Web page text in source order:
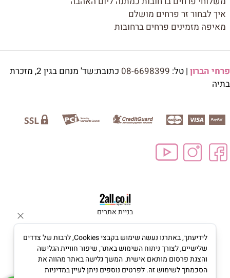
איך לבחור זר פרחים מושלם
מאיפה מזמינים פרחים ברחובות
פרחי הברון | טל: 08-6698399
כתובת:שד' מנחם בגין 2, מזכרת
בתיה
בניית אתרים
לידיעתך, באתרנו נעשה שימוש בקבצי Cookies, לרבות של צדדים
שלישיים, לצורך ניתוח השימוש באתר, שיפור חוויית הגלישה
והצגת פרסום מותאם אישית. המשך גלישה באתר מהווה את
הסכמתך לשימוש זה. לפרטים נוספים ניתן לעיין במדיניות